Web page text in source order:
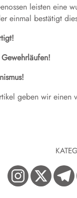
leisten eine
einmal bestätigt
geben wir